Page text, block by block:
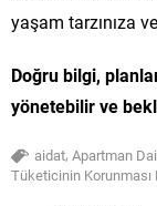
yaşam tarzınıza
Doğru bilgi,
yönetebilir ve
aidat, Apartman
Tüketicinin Korunması